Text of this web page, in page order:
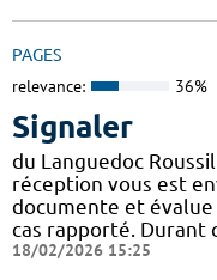
PAGES
relevance: 36%
Signaler
du Languedoc
réception vous est
documente et
cas rapporté. Durant
18/02/2026 15:25